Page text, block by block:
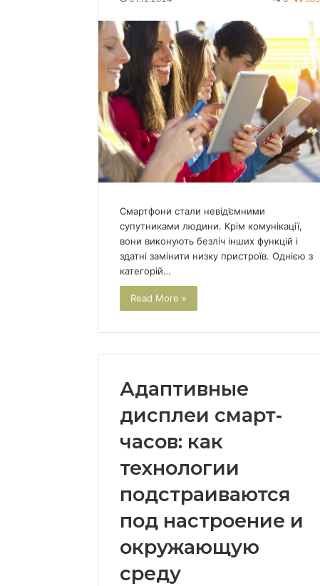
Смартфони стали невід’ємними
супутниками людини. Крім комунікації,
вони виконують безліч інших функцій і
здатні замінити низку пристроїв. Однією з
категорій…
Read More »
Адаптивные
дисплеи смарт-
часов: как
технологии
подстраиваются
под настроение и
окружающую
среду